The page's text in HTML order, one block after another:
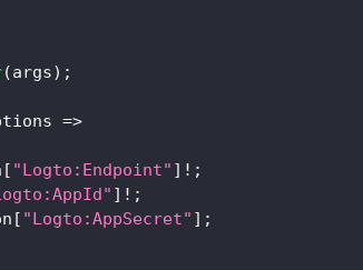
(args) ;
=>
[ "Logto:Endpoint" ] ! ;
] ! ;
[ "Logto:AppSecret" ] ;